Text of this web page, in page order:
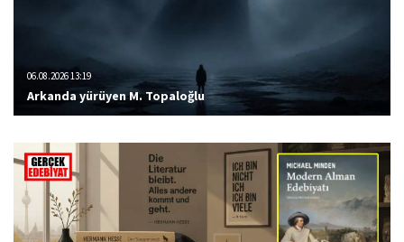
06.08.2026 13:19
Arkanda yürüyen M. Topaloğlu